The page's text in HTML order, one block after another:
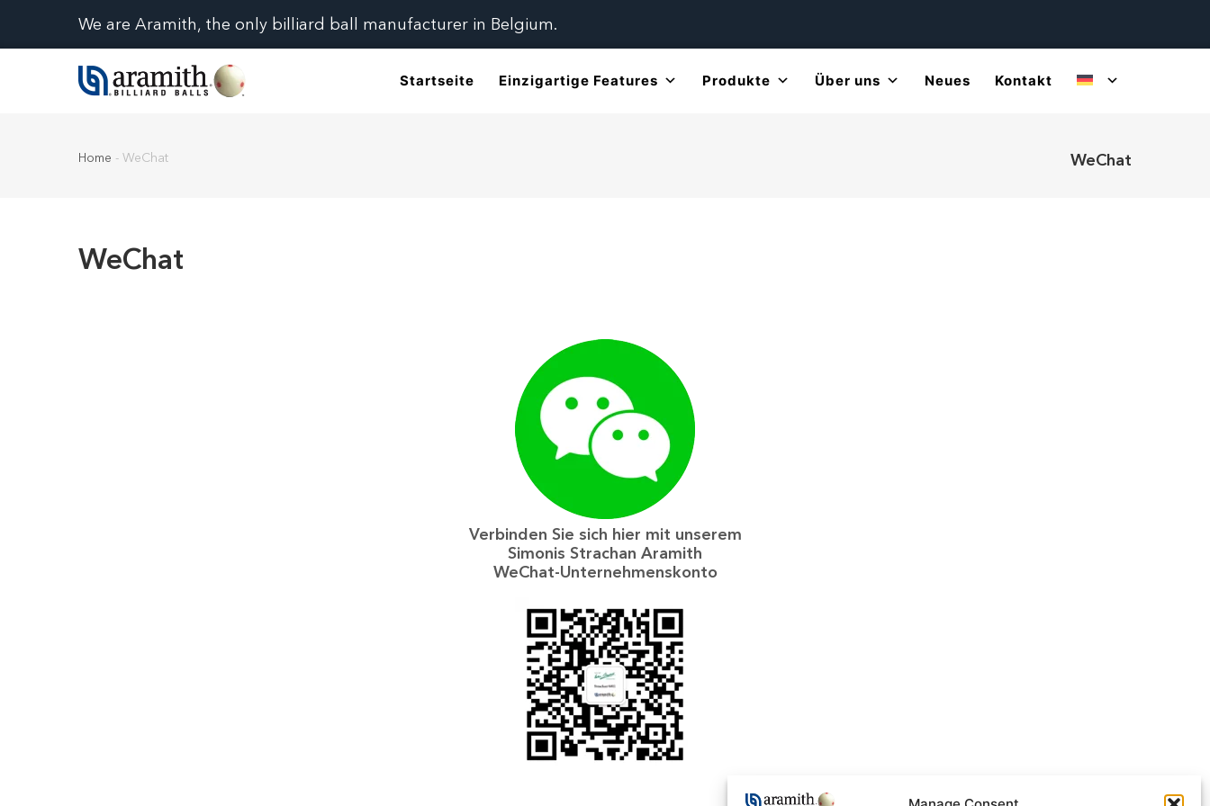
We are Aramith, the only billiard ball manufacturer in Belgium.
Startseite Einzigartige Features Produkte Über uns Neues Kontakt
Home - WeChat WeChat
WeChat
Verbinden Sie sich hier mit unserem
Simonis Strachan Aramith
WeChat-Unternehmenskonto